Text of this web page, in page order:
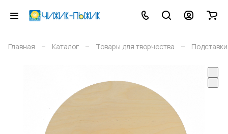
Главная – Каталог – Товары для творчества –